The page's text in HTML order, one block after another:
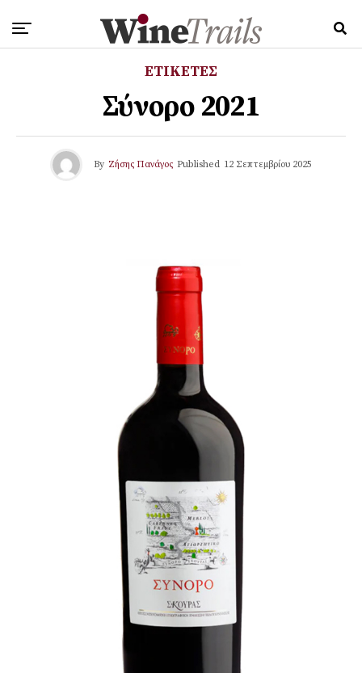
ΕΤΙΚΕΤΕΣ
Σύνορο 2021
By Ζήσης Πανάγος Published 12 Σεπτεμβρίου 2025